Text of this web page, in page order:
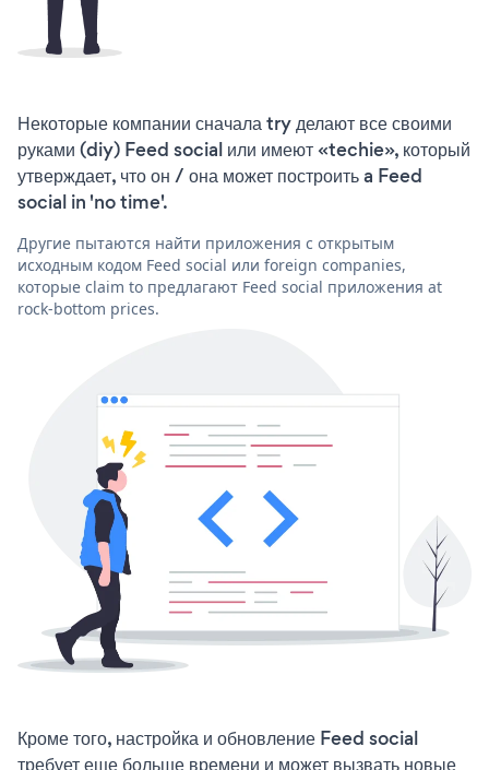
Некоторые компании сначала try делают все своими
руками (diy) Feed social или имеют «techie», который
утверждает, что он / она может построить a Feed
social in 'no time'.
Другие пытаются найти приложения с открытым
исходным кодом Feed social или foreign companies,
которые claim to предлагают Feed social приложения at
rock-bottom prices.
Кроме того, настройка и обновление Feed social